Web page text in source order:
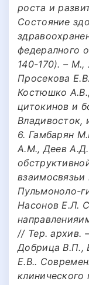
роста и
Состояние
федералного
140-170). – М.,
Просекова
Костюшко
цитокинов и
Владивосток,
6. Гамбарян
А.М., Деев
Пульмоноло-
Насонов Е.Л.
// Тер. архив.
Добрица В.П.,
Е.В..